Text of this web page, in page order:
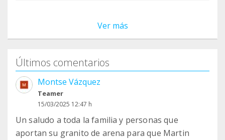
Ver más
Últimos comentarios
Montse Vázquez
Teamer
15/03/2025 12:47 h
Un saludo a toda la familia y personas que
aportan su granito de arena para que Martin